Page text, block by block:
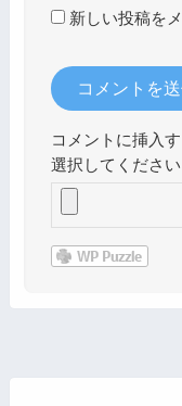
新しい投稿を
コメントに挿入
選択してください